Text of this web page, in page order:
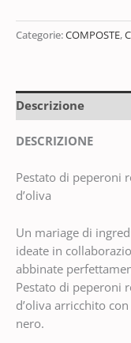
Categorie:COMPOSTE,
Descrizione
DESCRIZIONE
Pestato di peperoni
d’oliva
Un mariage di
ideate in
abbinate
Pestato di peperoni
d’oliva arricchito
nero.